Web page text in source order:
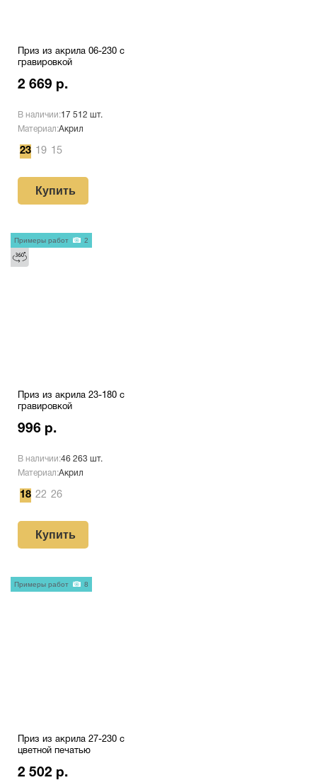
Приз из акрила 06-230 с
гравировкой
2 669 р.
В наличии:17 512 шт.
Материал:Акрил
23 19 15
Купить
Приз из акрила 23-180 с
гравировкой
996 р.
В наличии:46 263 шт.
Материал:Акрил
18 22 26
Купить
Примеры работ 2
Приз из акрила 27-230 с
цветной печатью
2 502 р.
Примеры работ 8